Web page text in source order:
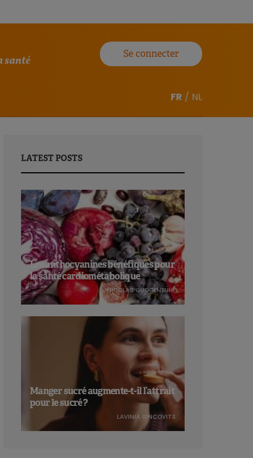
santé
Se connecter
FR / NL
LATEST POSTS
Les anthocyanines bénéfiques pour
la santé cardiométabolique
NICOLAS GUGGENBÜHL
Manger sucré augmente-t-il l’attrait
pour le sucré ?
LAVINIA SINCOVITS